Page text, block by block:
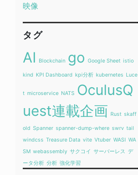
映像
タグ
AI Blockchain go Google Sheet istio
kind KPI Dashboard kpi分析 kubernetes Luce
t microservice NATS OculusQ
uest連載企画 Rust skaff
old Spanner spanner-dump-where swrv tail
windcss Treasure Data vite Vtuber WASI WA
SM webassembly サクコイ サーバーレス デ
ータ分析 分析 強化学習